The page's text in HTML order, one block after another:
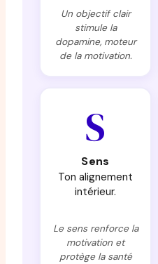
Un objectif clair
stimule la
dopamine, moteur
de la motivation.
S
Sens
Ton alignement
intérieur.
Le sens renforce la
motivation et
protège la santé